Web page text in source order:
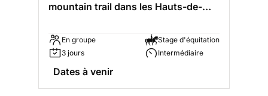
mountain trail dans les Hauts-de-
En groupe
3 jours
Stage d'équitation
Intermédiaire
Dates à venir